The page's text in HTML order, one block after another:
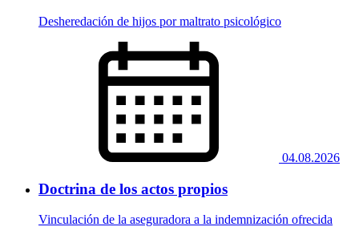
Desheredación de hijos por maltrato psicológico
04.08.2026
Doctrina de los actos propios
Vinculación de la aseguradora a la indemnización ofrecida